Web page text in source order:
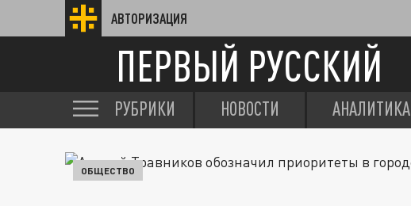
АВТОРИЗАЦИЯ
ПЕРВЫЙ РУССКИЙ
РУБРИКИ НОВОСТИ АНАЛИТИКА
ОБЩЕСТВО